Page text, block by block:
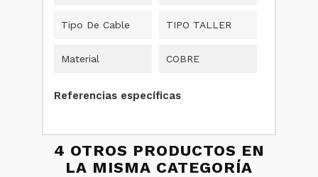
Tipo De Cable TIPO TALLER
Material COBRE
Referencias específicas
4 OTROS PRODUCTOS EN
LA MISMA CATEGORÍA